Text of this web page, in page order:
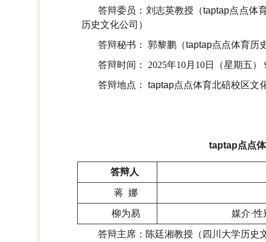
答辩委员：刘志英教授（taptap点点体
历史文化公司）
答辩秘书： 郭黎鹏（taptap点点体育历
答辩时间： 2025年10月 10日（星期五）
答辩地点： taptap点点体育北碚校区文
taptap点点
答辩人
蒋 娜
柳为易 媒介·
答辩主席：陈廷湘教授（四川大学历史